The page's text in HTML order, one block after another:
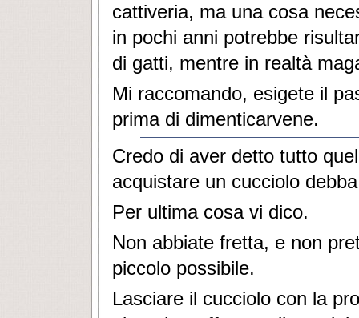
cattiveria, ma una cosa
in pochi anni potrebbe
di gatti, mentre in realtà
Mi raccomando, esigete il
prima di dimenticarvene.
Credo di aver detto tutto
acquistare un cucciolo
Per ultima cosa vi dico.
Non abbiate fretta, e non
piccolo possibile.
Lasciare il cucciolo con la